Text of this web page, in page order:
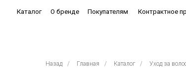
Каталог О бренде Контрактное
Покупателям
Назад / Главная / Каталог / Уход за